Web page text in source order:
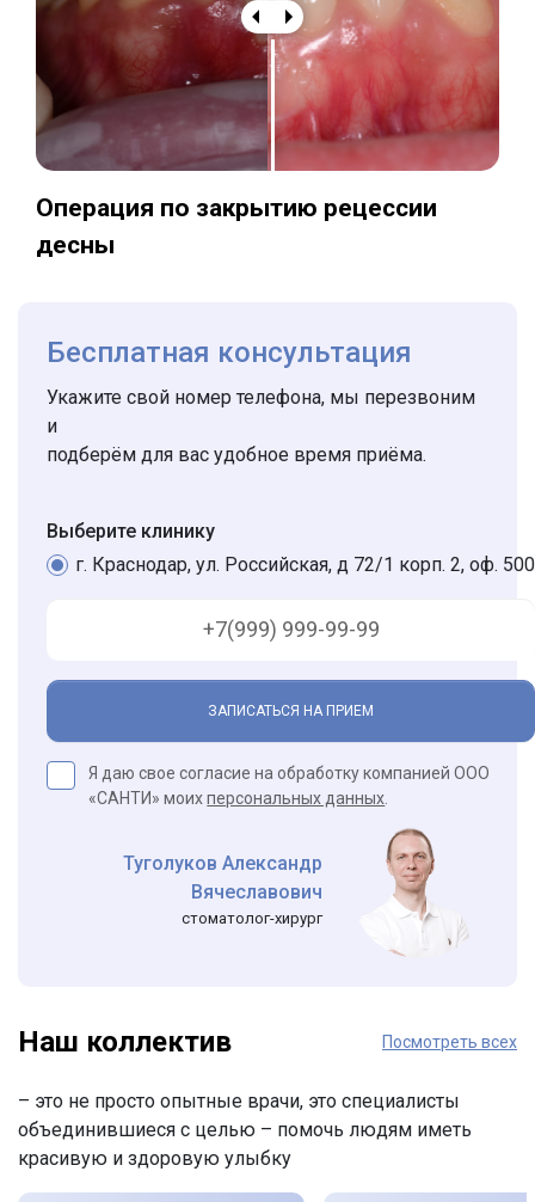
Операция по закрытию рецессии
десны
Бесплатная консультация
Укажите свой номер телефона, мы перезвоним
и
подберём для вас удобное время приёма.
Выберите клинику
г. Краснодар, ул. Российская, д 72/1 корп. 2, оф. 500
ЗАПИСАТЬСЯ НА ПРИЕМ
Я даю свое согласие на обработку компанией ООО
«САНТИ» моихперсональных данных
Туголуков Александр
Вячеславович
стоматолог-хирург
Наш коллектив Посмотреть всех
– это не просто опытные врачи, это специалисты
объединившиеся с целью – помочь людям иметь
красивую и здоровую улыбку